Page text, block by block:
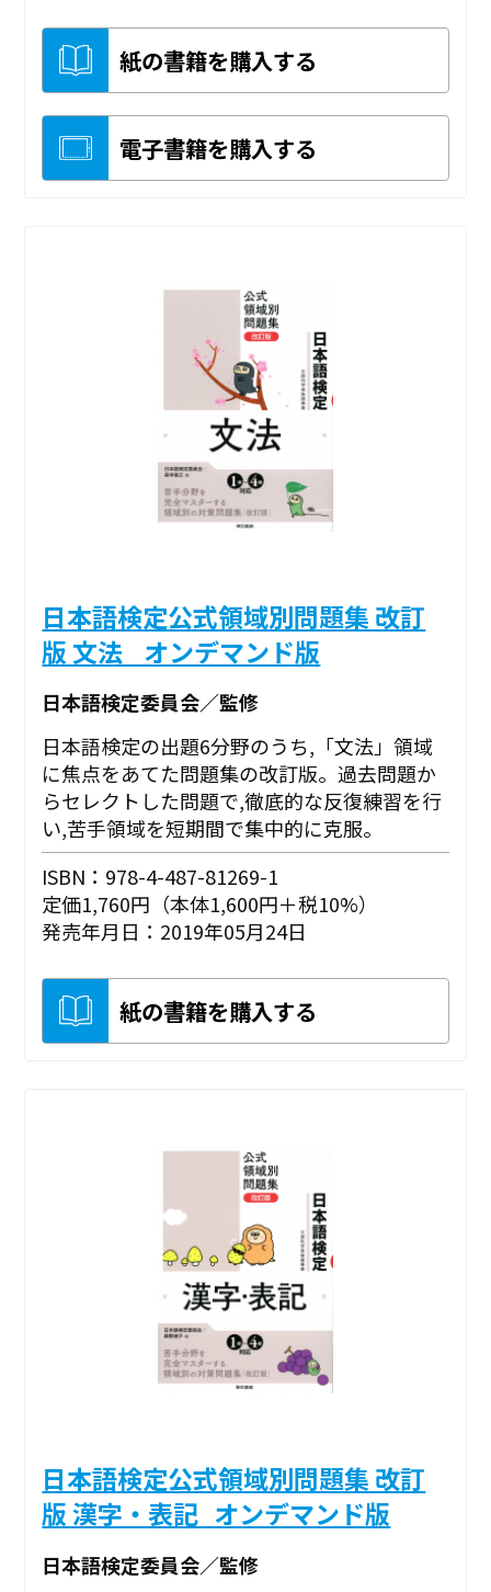
紙の書籍を購入する
電子書籍を購入する
日本語検定公式領域別問題集 改訂
版 文法 _オンデマンド版
日本語検定委員会／監修
日本語検定の出題6分野のうち,「文法」領域
に焦点をあてた問題集の改訂版。過去問題か
らセレクトした問題で,徹底的な反復練習を行
い,苦手領域を短期間で集中的に克服。
ISBN：978-4-487-81269-1
定価1,760円（本体1,600円＋税10%）
発売年月日：2019年05月24日
紙の書籍を購入する
日本語検定公式領域別問題集 改訂
版 漢字・表記_オンデマンド版
日本語検定委員会／監修